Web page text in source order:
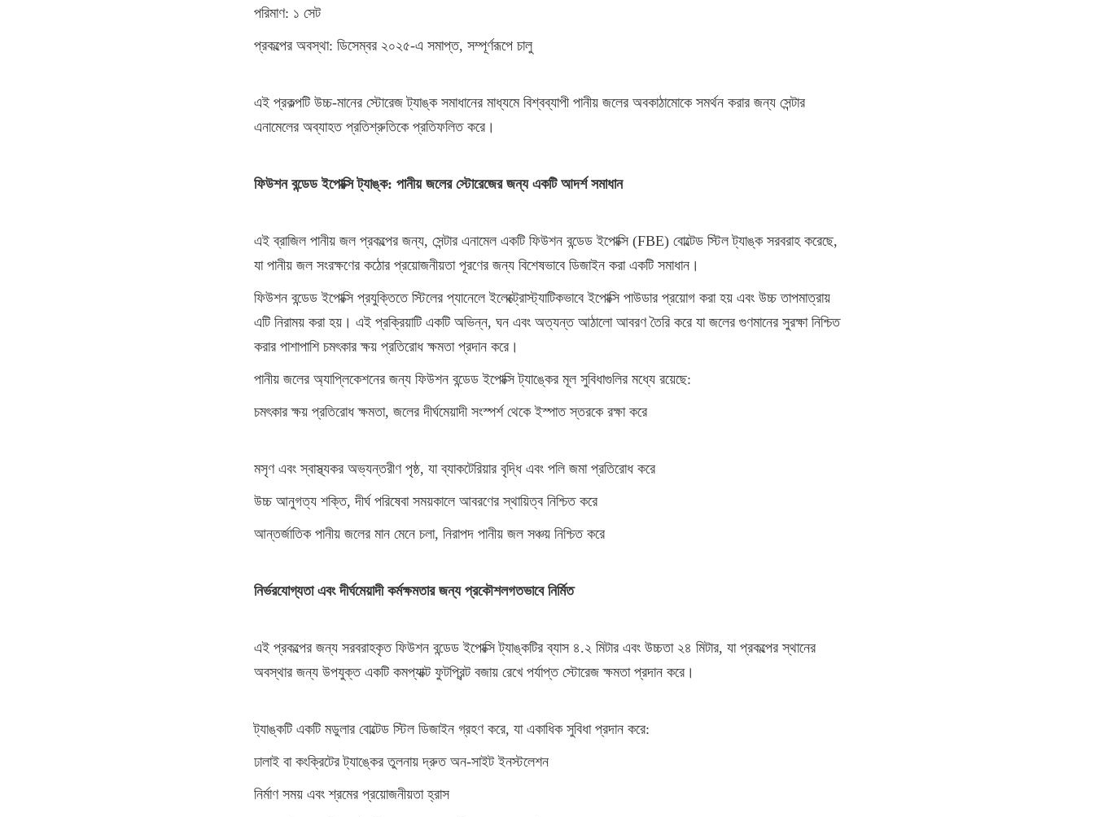
পরিমাণ: ১ সেট
প্রকল্পের অবস্থা: ডিসেম্বর ২০২৫-এ সমাপ্ত, সম্পূর্ণরূপে চালু
এই প্রকল্পটি উচ্চ-মানের স্টোরেজ ট্যাঙ্ক সমাধানের মাধ্যমে বিশ্বব্যাপী পানীয় জলের অবকাঠামোকে সমর্থন করার জন্য সেন্টার
এনামেলের অব্যাহত প্রতিশ্রুতিকে প্রতিফলিত করে।
ফিউশন বন্ডেড ইপোক্সি ট্যাঙ্ক: পানীয় জলের স্টোরেজের জন্য একটি আদর্শ সমাধান
এই ব্রাজিল পানীয় জল প্রকল্পের জন্য, সেন্টার এনামেল একটি ফিউশন বন্ডেড ইপোক্সি (FBE) বোল্টেড স্টিল ট্যাঙ্ক সরবরাহ করেছে,
যা পানীয় জল সংরক্ষণের কঠোর প্রয়োজনীয়তা পূরণের জন্য বিশেষভাবে ডিজাইন করা একটি সমাধান।
ফিউশন বন্ডেড ইপোক্সি প্রযুক্তিতে স্টিলের প্যানেলে ইলেক্ট্রোস্ট্যাটিকভাবে ইপোক্সি পাউডার প্রয়োগ করা হয় এবং উচ্চ তাপমাত্রায়
এটি নিরাময় করা হয়। এই প্রক্রিয়াটি একটি অভিন্ন, ঘন এবং অত্যন্ত আঠালো আবরণ তৈরি করে যা জলের গুণমানের সুরক্ষা নিশ্চিত
করার পাশাপাশি চমৎকার ক্ষয় প্রতিরোধ ক্ষমতা প্রদান করে।
পানীয় জলের অ্যাপ্লিকেশনের জন্য ফিউশন বন্ডেড ইপোক্সি ট্যাঙ্কের মূল সুবিধাগুলির মধ্যে রয়েছে:
চমৎকার ক্ষয় প্রতিরোধ ক্ষমতা, জলের দীর্ঘমেয়াদী সংস্পর্শ থেকে ইস্পাত স্তরকে রক্ষা করে
মসৃণ এবং স্বাস্থ্যকর অভ্যন্তরীণ পৃষ্ঠ, যা ব্যাকটেরিয়ার বৃদ্ধি এবং পলি জমা প্রতিরোধ করে
উচ্চ আনুগত্য শক্তি, দীর্ঘ পরিষেবা সময়কালে আবরণের স্থায়িত্ব নিশ্চিত করে
আন্তর্জাতিক পানীয় জলের মান মেনে চলা, নিরাপদ পানীয় জল সঞ্চয় নিশ্চিত করে
নির্ভরযোগ্যতা এবং দীর্ঘমেয়াদী কর্মক্ষমতার জন্য প্রকৌশলগতভাবে নির্মিত
এই প্রকল্পের জন্য সরবরাহকৃত ফিউশন বন্ডেড ইপোক্সি ট্যাঙ্কটির ব্যাস ৪.২ মিটার এবং উচ্চতা ২৪ মিটার, যা প্রকল্পের স্থানের
অবস্থার জন্য উপযুক্ত একটি কমপ্যাক্ট ফুটপ্রিন্ট বজায় রেখে পর্যাপ্ত স্টোরেজ ক্ষমতা প্রদান করে।
ট্যাঙ্কটি একটি মডুলার বোল্টেড স্টিল ডিজাইন গ্রহণ করে, যা একাধিক সুবিধা প্রদান করে:
ঢালাই বা কংক্রিটের ট্যাঙ্কের তুলনায় দ্রুত অন-সাইট ইনস্টলেশন
নির্মাণ সময় এবং শ্রমের প্রয়োজনীয়তা হ্রাস